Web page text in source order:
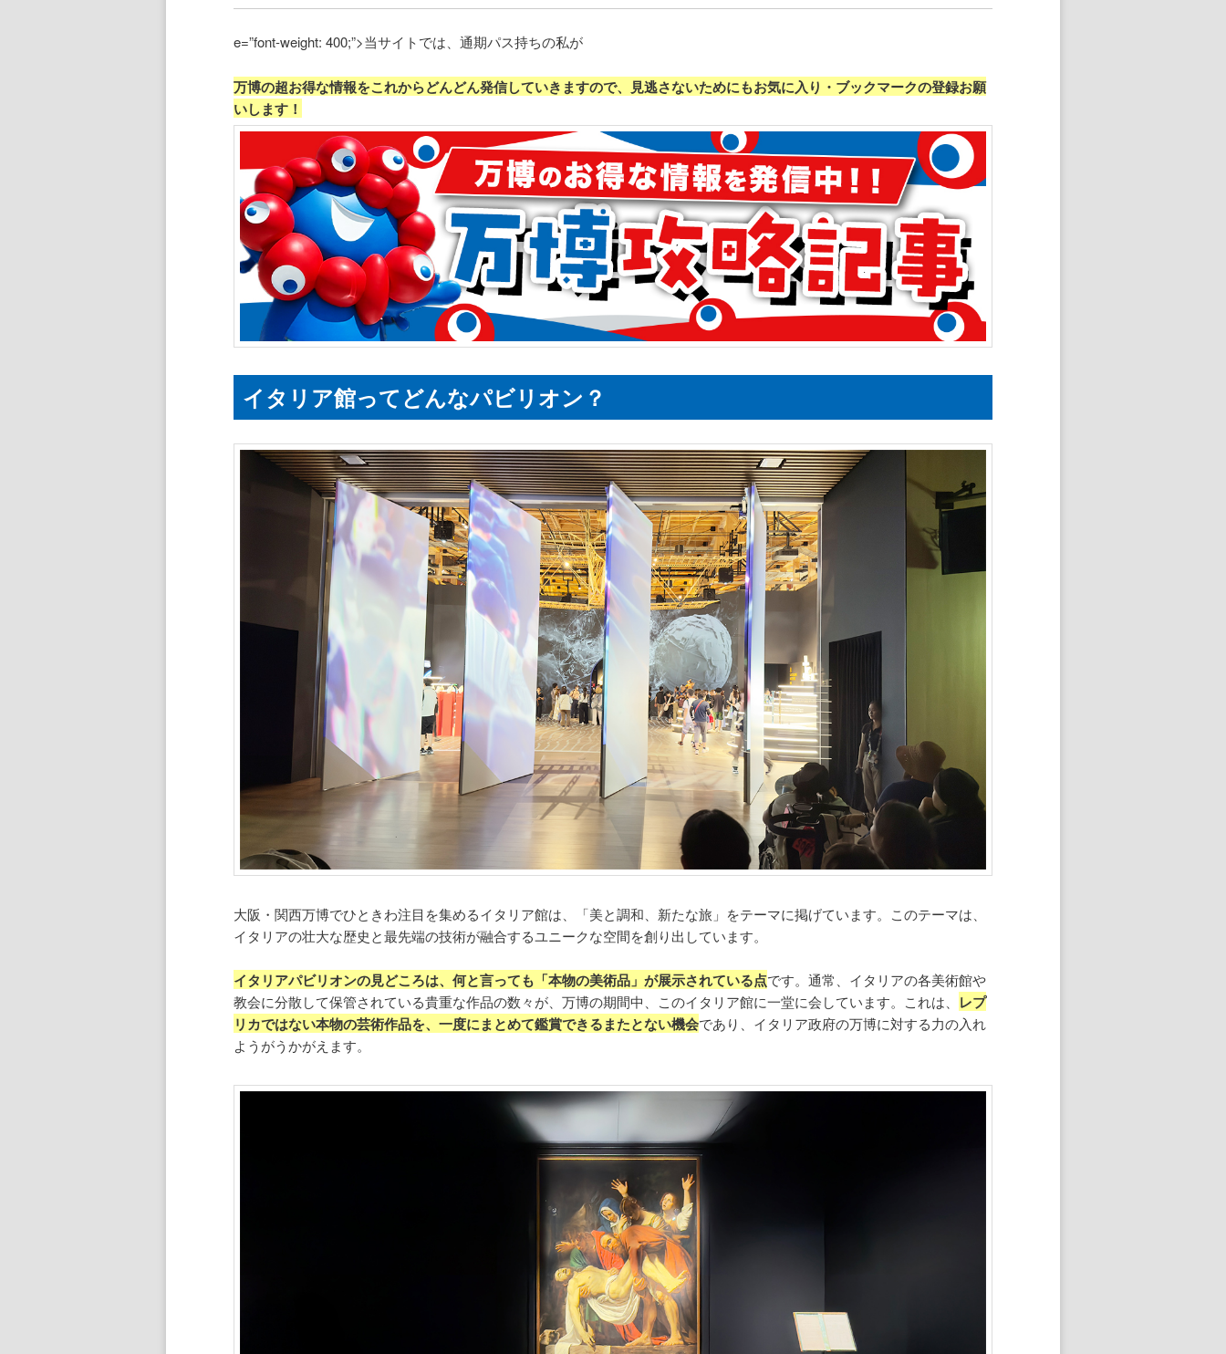
e=”font-weight: 400;”>当サイトでは、通期パス持ちの私が
万博の超お得な情報をこれからどんどん発信していきますので、見逃さないためにもお気に入り・ブックマークの登録お願
いします！
イタリア館ってどんなパビリオン？
大阪・関西万博でひときわ注目を集めるイタリア館は、「美と調和、新たな旅」をテーマに掲げています。このテーマは、
イタリアの壮大な歴史と最先端の技術が融合するユニークな空間を創り出しています。
イタリアパビリオンの見どころは、何と言っても「本物の美術品」が展示されている点です。通常、イタリアの各美術館や
教会に分散して保管されている貴重な作品の数々が、万博の期間中、このイタリア館に一堂に会しています。これは、 レプ
リカではない本物の芸術作品を、一度にまとめて鑑賞できるまたとない機会であり、イタリア政府の万博に対する力の入れ
ようがうかがえます。